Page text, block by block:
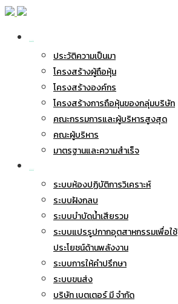
ประวัติความเป็นมา
โครงสร้างผู้ถือหุ้น
โครงสร้างองค์กร
โครงสร้างการถือหุ้นของกลุ่มบริษัท
คณะกรรมการและผู้บริหารสูงสุด
คณะผู้บริหาร
มาตรฐานและความสำเร็จ
ระบบห้องปฏิบัติการวิเคราะห์
ระบบฝังกลบ
ระบบบำบัดน้ำเสียรวม
ระบบแปรรูปกากอุตสาหกรรมเพื่อใช้
ประโยชน์ด้านพลังงาน
ระบบการให้คำปรึกษา
ระบบขนส่ง
บริษัท เบตเตอร์ มี จำกัด